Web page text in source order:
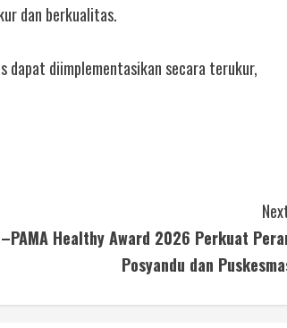
dan berkualitas.
diimplementasikan secara terukur,
Healthy Award 2026 Perkuat
Posyandu dan